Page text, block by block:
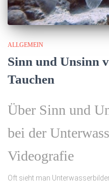
ALLGEMEIN
Sinn und Unsinn
Tauchen
Über Sinn und
bei der
Videografie
Oft sieht man